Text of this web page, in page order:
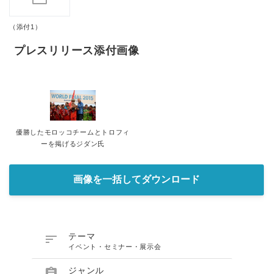
（添付1）
プレスリリース添付画像
優勝したモロッコチームとトロフィ
ーを掲げるジダン氏
画像を一括してダウンロード
 テーマ
イベント・セミナー・展示会
ジャンル